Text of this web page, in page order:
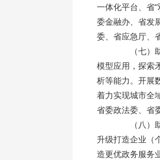
一体化平台、省
委金融办、省发
委、省应急厅、
（七）助
模型应用，探索
析等能力。开展
着力实现城市全
省委政法委、省
（八）助
升级打造企业（
造更优政务服务